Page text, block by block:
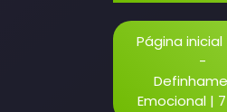
Página inicial
-
Emocional |